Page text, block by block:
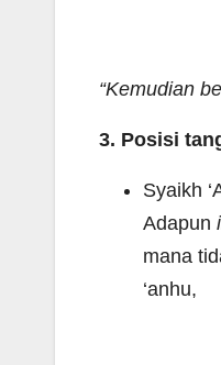
“Kemudian
3. Posisi
Syaikh
Adapun
mana
‘anhu,